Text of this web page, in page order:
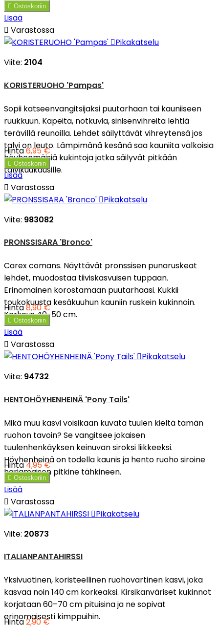
 Ostoskoriin
Lisää
 Varastossa
Pikakatselu
Viite: 2104
KORISTERUOHO 'Pampas'
Sopii katseenvangitsijaksi puutarhaan tai kauniiseen
ruukkuun. Kapeita, notkuvia, sinisenvihreitä lehtiä
terävillä reunoilla. Lehdet säilyttävät vihreytensä jos
talvi on leuto. Lämpimänä kesänä saa kauniita valkoisia
höyhenmäisiä kukintoja jotka säilyvät pitkään
talvikuukausille.
Hinta6,95 €
 Ostoskoriin
Lisää
 Varastossa
Pikakatselu
Viite: 983082
PRONSSISARA 'Bronco'
Carex comans. Näyttävät pronssisen punaruskeat
lehdet, muodostaa tiiviskasvuisen tuppaan.
Erinomainen korostamaan puutarhaasi. Kukkii
toukokuusta kesäkuuhun kauniin ruskein kukinnoin.
Korkeus 40-50 cm.
Hinta8,90 €
 Ostoskoriin
Lisää
 Varastossa
Pikakatselu
Viite: 94732
HENTOHÖYHENHEINÄ 'Pony Tails'
Mikä muu kasvi voisikaan kuvata tuulen kieltä tämän
ruohon tavoin? Se vangitsee jokaisen
tuulenhenkäyksen keinuvan siroksi liikkeeksi.
Höyhenheinä on todella kaunis ja hento ruoho siroine
harjamaisen pitkine tähkineen.
Hinta4,95 €
 Ostoskoriin
Lisää
 Varastossa
Pikakatselu
Viite: 20873
ITALIANPANTAHIRSSI
Yksivuotinen, koristeellinen ruohovartinen kasvi, joka
kasvaa noin 140 cm korkeaksi. Kirsikanväriset kukinnot
korjataan 60–70 cm pituisina ja ne sopivat
erinomaisesti kimppuihin.
Hinta2,90 €